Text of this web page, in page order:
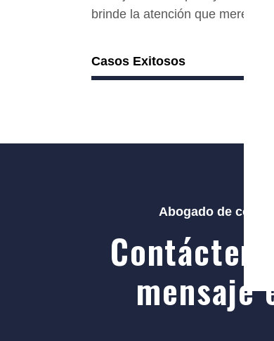
brinde la atención que merecen.
Casos Exitosos
Abogado de
mensaje